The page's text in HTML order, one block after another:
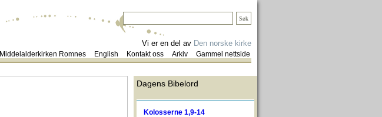
Vi er en del av Den norske kirke
Middelalderkirken Romnes English Kontakt oss Arkiv Gammel nettside
Dagens Bibelord
Kolosserne 1,9-14